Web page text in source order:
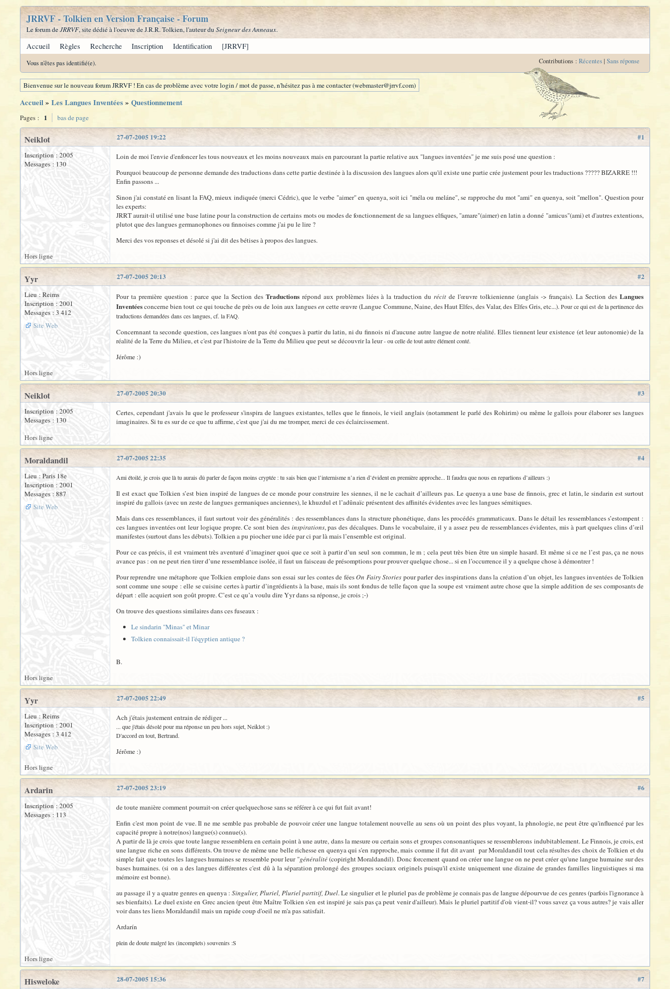
JRRVF - Tolkien en Version Française - Forum
Le forum deJRRVF, site dédié à l'oeuvre de J.R.R. Tolkien, l'auteur du Seigneur des Anneaux.
Accueil Règles Recherche Inscription Identification [JRRVF]
Vous n'êtes pas identifié(e). Contributions : Récentes| Sans réponse
Bienvenue sur le nouveau forum JRRVF ! En cas de problème avec votre login / mot de passe, n'hésitez pas à me contacter (webmaster@jrrvf.com)
Accueil» Les Langues Inventées» Questionnement
Pages : 1 bas de page
#1
27-07-2005 19:22
Neiklot
Inscription : 2005
Messages : 130
Loin de moi l'envie d'enfoncer les tous nouveaux et les moins nouveaux mais en parcourant la partie relative aux "langues inventées" je me suis posé une question :
Pourquoi beaucoup de personne demande des traductions dans cette partie destinée à la discussion des langues alors qu'il existe une partie crée justement pour les traductions ????? BIZARRE !!!
Enfin passons ...
Sinon j'ai constaté en lisant la FAQ, mieux indiquée (merci Cédric), que le verbe "aimer" en quenya, soit ici "méla ou meláne", se rapproche du mot "ami" en quenya, soit "mellon". Question pour
les experts:
JRRT aurait-il utilisé une base latine pour la construction de certains mots ou modes de fonctionnement de sa langues elfiques, "amare"(aimer) en latin a donné "amicus"(ami) et d'autres extentions,
plutot que des langues germanophones ou finnoises comme j'ai pu le lire ?
Merci des vos reponses et désolé si j'ai dit des bétises à propos des langues.
Hors ligne
#2
27-07-2005 20:13
Yyr
Lieu : Reims
Inscription : 2001
Messages : 3 412
Site Web
Pour ta première question : parce que la Section des Traductionsrépond aux problèmes liées à la traduction durécit de l'œuvre tolkienienne (anglais -> français). La Section desLangues
Inventéesconcerne bien tout ce qui touche de près ou de loin aux languesen cette œuvre (Langue Commune, Naine, des Haut Elfes, des Valar, des Elfes Gris, etc...).Pour ce qui est de la pertinence des
traductions demandées dans ces langues, cf. la FAQ.
Concernnant ta seconde question, ces langues n'ont pas été conçues à partir du latin, ni du finnois ni d'aucune autre langue de notre réalité. Elles tiennent leur existence (et leur autonomie) de la
réalité de la Terre du Milieu, et c'est par l'histoire de la Terre du Milieu que peut se découvrir la leur- ou celle de tout autre élément conté.
Jérôme :)
Hors ligne
#3
27-07-2005 20:30
Neiklot
Inscription : 2005
Messages : 130
Certes, cependant j'avais lu que le professeur s'inspira de langues existantes, telles que le finnois, le vieil anglais (notamment le parlé des Rohirim) ou même le gallois pour élaborer ses langues
imaginaires. Si tu es sur de ce que tu affirme, c'est que j'ai du me tromper, merci de ces éclaircissement.
Hors ligne
#4
27-07-2005 22:35
Moraldandil
Lieu : Paris 18e
Inscription : 2001
Messages : 887
Site Web
Ami étoilé, je crois que là tu aurais dû parler de façon moins cryptée : tu sais bien que l’internisme n’a rien d’évident en première approche... Il faudra que nous en reparlions d’ailleurs :)
Il est exact que Tolkien s’est bien inspiré de langues de ce monde pour construire les siennes, il ne le cachait d’ailleurs pas. Le quenya a une base de finnois, grec et latin, le sindarin est surtout
inspiré du gallois (avec un zeste de langues germaniques anciennes), le khuzdul et l’adûnaïc présentent des affinités évidentes avec les langues sémitiques.
Mais dans ces ressemblances, il faut surtout voir des généralités : des ressemblances dans la structure phonétique, dans les procédés grammaticaux. Dans le détail les ressemblances s’estompent :
ces langues inventées ont leur logique propre. Ce sont bien des inspirations, pas des décalques. Dans le vocabulaire, il y a assez peu de ressemblances évidentes, mis à part quelques clins d’œil
manifestes (surtout dans les débuts). Tolkien a pu piocher une idée par ci par là mais l’ensemble est original.
Pour ce cas précis, il est vraiment très aventuré d’imaginer quoi que ce soit à partir d’un seul son commun, le m ; cela peut très bien être un simple hasard. Et même si ce ne l’est pas, ça ne nous
avance pas : on ne peut rien tirer d’une ressemblance isolée, il faut un faisceau de présomptions pour prouver quelque chose... si en l’occurrence il y a quelque chose à démontrer !
Pour reprendre une métaphore que Tolkien emploie dans son essai sur les contes de féesOn Fairy Stories pour parler des inspirations dans la création d’un objet, les langues inventées de Tolkien
sont comme une soupe : elle se cuisine certes à partir d’ingrédients à la base, mais ils sont fondus de telle façon que la soupe est vraiment autre chose que la simple addition de ses composants de
départ : elle acquiert son goût propre. C’est ce qu’a voulu dire Yyr dans sa réponse, je crois ;-)
On trouve des questions similaires dans ces fuseaux :
Le sindarin "Minas" et Minar
Tolkien connaissait-il l'éqyptien antique ?
B.
Hors ligne
#5
27-07-2005 22:49
Yyr
Lieu : Reims
Inscription : 2001
Messages : 3 412
Site Web
Ach j'étais justement entrain de rédiger ...
... que j'étais désolé pour ma réponse un peu hors sujet, Neiklot :)
D'accord en tout, Bertrand.
Jérôme :)
Hors ligne
#6
27-07-2005 23:19
Ardarin
Inscription : 2005
Messages : 113
de toute manière comment pourrait-on créer quelquechose sans se référer à ce qui fut fait avant!
Enfin c'est mon point de vue. Il ne me semble pas probable de pouvoir créer une langue totalement nouvelle au sens où un point des plus voyant, la phnologie, ne peut être qu'influencé par les
capacité propre à notre(nos) langue(s) connue(s).
A partir de là je crois que toute langue ressemblera en certain point à une autre, dans la mesure ou certain sons et groupes consonantiques se ressemblerons indubitablement. Le Finnois, je crois, est
une langue riche en sons différents. On trouve de même une belle richesse en quenya qui s'en rapproche, mais comme il fut dit avant par Moraldandil tout cela résultes des choix de Tolkien et du
simple fait que toutes les langues humaines se ressemble pour leur "généralité(copiright Moraldandil). Donc forcement quand on créer une langue on ne peut créer qu'une langue humaine sur des
bases humaines. (si on a des langues différentes c'est dû à la séparation prolongé des groupes sociaux originels puisqu'il existe uniquement une dizaine de grandes familles linguistiques si ma
mémoire est bonne).
au passage il y a quatre genres en quenya :Singulier, Pluriel, Pluriel partitif, Duel. Le singulier et le pluriel pas de problème je connais pas de langue dépourvue de ces genres (parfois l'ignorance à
ses bienfaits). Le duel existe en Grec ancien (peut être Maître Tolkien s'en est inspiré je sais pas ça peut venir d'ailleur). Mais le pluriel partitif d'où vient-il? vous savez ça vous autres? je vais aller
voir dans tes liens Moraldandil mais un rapide coup d'oeil ne m'a pas satisfait.
Ardarín
plein de doute malgré les (incomplets) souvenirs :S
Hors ligne
#7
28-07-2005 15:36
Hisweloke